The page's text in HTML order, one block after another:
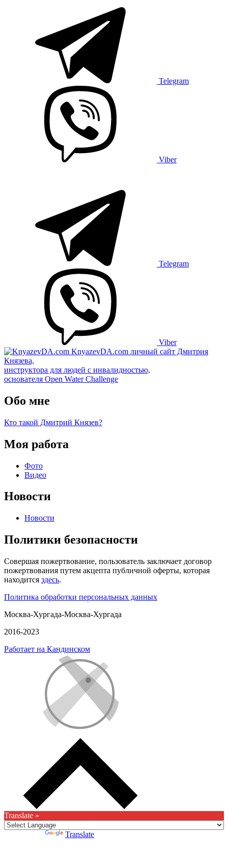
Telegram
Viber
Telegram
Viber
KnyazevDA.com личный сайт Дмитрия
Князева,
инструктора для людей с инвалидностью,
основателя Open Water Challenge
Обо мне
Кто такой Дмитрий Князев?
Моя работа
Фото
Видео
Новости
Новости
Политики безопасности
Совершая пожертвование, пользователь заключает договор
пожертвования путем акцепта публичной оферты, которая
находится здесь.
Политика обработки персональных данных
Москва-Хургада-Москва-Хургада
2016-2023
Работает на Кандинском
Translate »
Translate